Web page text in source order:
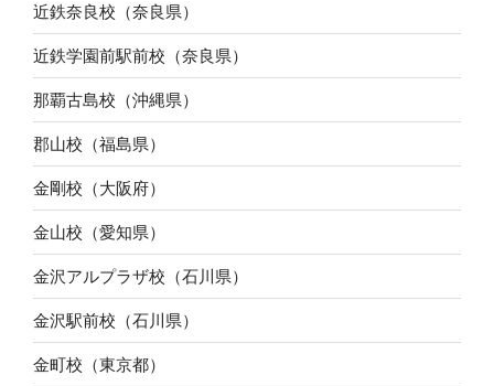
近鉄奈良校（奈良県）
近鉄学園前駅前校（奈良県）
那覇古島校（沖縄県）
郡山校（福島県）
金剛校（大阪府）
金山校（愛知県）
金沢アルプラザ校（石川県）
金沢駅前校（石川県）
金町校（東京都）